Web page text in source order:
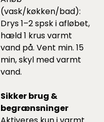
(vask/køkken/bad):
Drys 1–2 spsk i afløbet,
hæld 1 krus varmt
vand på. Vent min. 15
min, skyl med varmt
vand.
Sikker brug &
begrænsninger